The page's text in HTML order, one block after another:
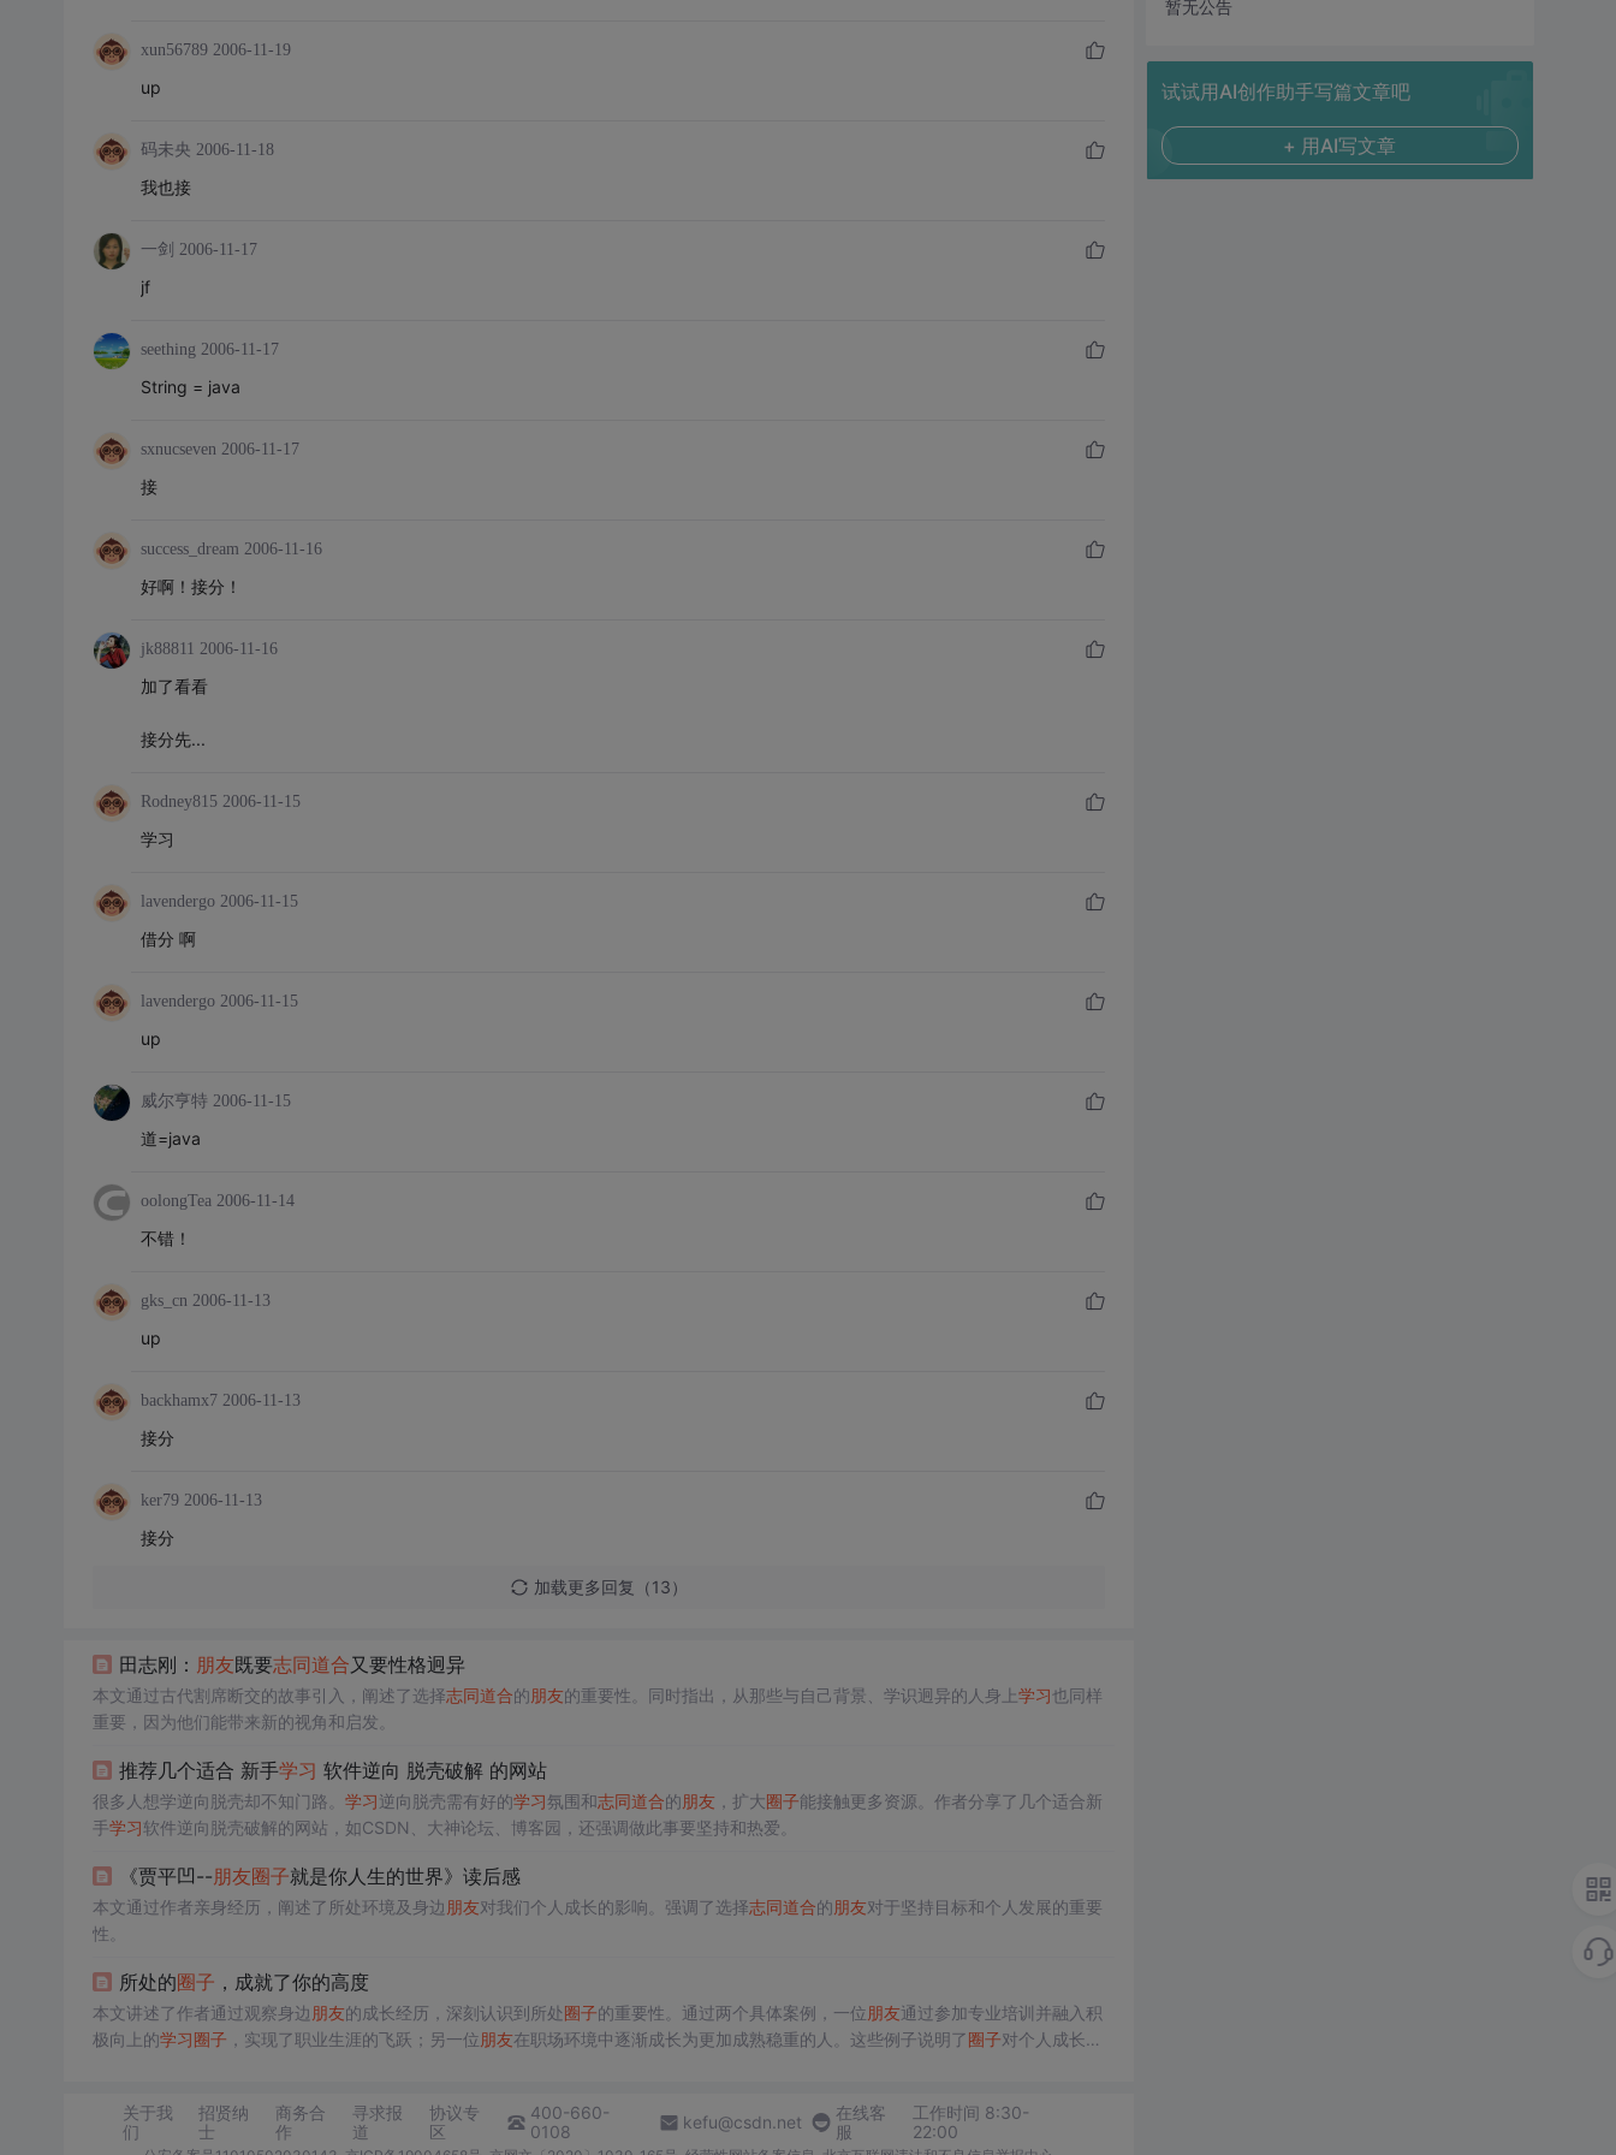
xun56789 2006-11-19
up
码未央 2006-11-18
我也接
一剑 2006-11-17
jf
seething 2006-11-17
String = java
sxnucseven 2006-11-17
接
success_dream 2006-11-16
好啊！接分！
jk88811 2006-11-16
加了看看
接分先...
Rodney815 2006-11-15
学习
lavendergo 2006-11-15
借分 啊
lavendergo 2006-11-15
up
威尔亨特 2006-11-15
道=java
oolongTea 2006-11-14
不错！
gks_cn 2006-11-13
up
backhamx7 2006-11-13
接分
ker79 2006-11-13
接分
加载更多回复（13）
田志刚： 朋友既要志同道合又要性格迥异
本文通过古代割席断交的故事引入，阐述了选择志同道合的朋友的重要性。同时指出，从那些与自己背景、学识迥异的人身上学习也同样
重要，因为他们能带来新的视角和启发。
推荐几个适合 新手学习 软件逆向 脱壳破解 的网站
很多人想学逆向脱壳却不知门路。 学习逆向脱壳需有好的学习氛围和志同道合的朋友 ，扩大圈子能接触更多资源。作者分享了几个适合新
手学习软件逆向脱壳破解的网站，如CSDN、大神论坛、博客园，还强调做此事要坚持和热爱。
《贾平凹--朋友圈子就是你人生的世界》读后感
本文通过作者亲身经历，阐述了所处环境及身边 朋友对我们个人成长的影响。强调了选择志同道合的朋友对于坚持目标和个人发展的重要
性。
所处的圈子 ，成就了你的高度
本文讲述了作者通过观察身边 朋友的成长经历，深刻认识到所处圈子的重要性。通过两个具体案例，一位朋友通过参加专业培训并融入积
极向上的学习圈子 ，实现了职业生涯的飞跃；另一位朋友在职场环境中逐渐成长为更加成熟稳重的人。这些例子说明了圈子对个人成长和
关于我
们
招贤纳
士
商务合
作
寻求报
道
协议专
区
400-660-
0108
kefu@csdn.net
在线客
服
工作时间 8:30-
22:00
暂无公告
试试用AI创作助手写篇文章吧
+ 用AI写文章